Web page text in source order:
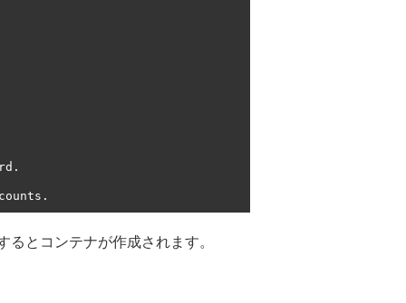
.
.
とコンテナが作成されます。